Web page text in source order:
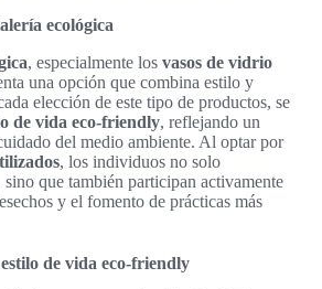
ecológica
, especialmente los vasos de vidrio
una opción que combina estilo y
elección de este tipo de productos, se
de vida eco-friendly, reflejando un
del medio ambiente. Al optar por
, los individuos no solo
sino que también participan activamente
y el fomento de prácticas más
de vida eco-friendly